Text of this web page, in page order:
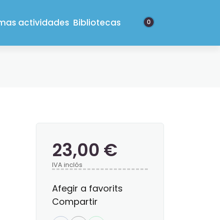
actividades Bibliotecas 0
23,00 €
IVA inclós
Afegir a favorits
Compartir